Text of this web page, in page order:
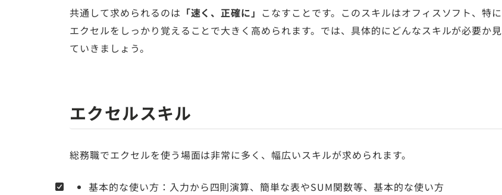
共通して求められるのは 「速く、正確に」 こなすことです。このスキルはオフィスソフト、特に
エクセルをしっかり覚えることで大きく高められます。では、具体的にどんなスキルが必要か見
ていきましょう。
エクセルスキル
総務職でエクセルを使う場面は非常に多く、幅広いスキルが求められます。
基本的な使い方：入力から四則演算、簡単な表やSUM関数等、基本的な使い方